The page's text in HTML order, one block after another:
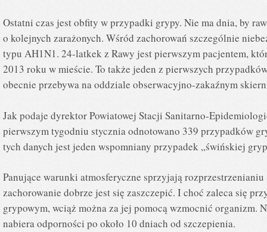
Ostatni czas jest obfity w przypadki grypy. Nie ma dnia, by
o kolejnych zarażonych. Wśród zachorowań szczególnie
typu AH1N1. 24-latkek z Rawy jest pierwszym pacjentem,
2013 roku w mieście. To także jeden z pierwszych
obecnie przebywa na oddziale obserwacyjno-zakaźnym
Jak podaje dyrektor Powiatowej Stacji Sanitarno-
pierwszym tygodniu stycznia odnotowano 339 przypadków
tych danych jest jeden wspomniany przypadek „świńskiej
Panujące warunki atmosferyczne sprzyjają
zachorowanie dobrze jest się zaszczepić. I choć zaleca się
grypowym, wciąż można za jej pomocą wzmocnić organizm.
nabiera odporności po około 10 dniach od szczepienia.